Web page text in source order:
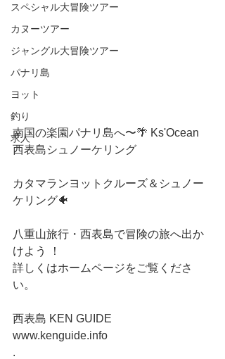
スペシャル大冒険ツアー
カヌーツアー
ジャングル大冒険ツアー
パナリ島
ヨット
釣り
求人
南国の楽園パナリ島へ〜🌴 Ks'Ocean
西表島シュノーケリング
カタマランヨットクルーズ＆シュノー
ケリング🐠
八重山旅行・西表島で冒険の旅へ出か
けよう ！
詳しくはホームページをご覧くださ
い。
西表島 KEN GUIDE
www.kenguide.info
.